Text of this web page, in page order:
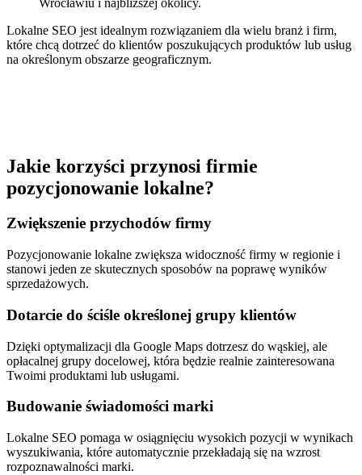
Lokalne SEO jest idealnym rozwiązaniem dla wielu branż i firm,
które chcą dotrzeć do klientów poszukujących produktów lub usług
na określonym obszarze geograficznym.
Jakie korzyści przynosi firmie
pozycjonowanie lokalne?
Zwiększenie przychodów firmy
Pozycjonowanie lokalne zwiększa widoczność firmy w regionie i
stanowi jeden ze skutecznych sposobów na poprawę wyników
sprzedażowych.
Dotarcie do ściśle określonej grupy klientów
Dzięki optymalizacji dla Google Maps dotrzesz do wąskiej, ale
opłacalnej grupy docelowej, która będzie realnie zainteresowana
Twoimi produktami lub usługami.
Budowanie świadomości marki
Lokalne SEO pomaga w osiągnięciu wysokich pozycji w wynikach
wyszukiwania, które automatycznie przekładają się na wzrost
rozpoznawalności marki.